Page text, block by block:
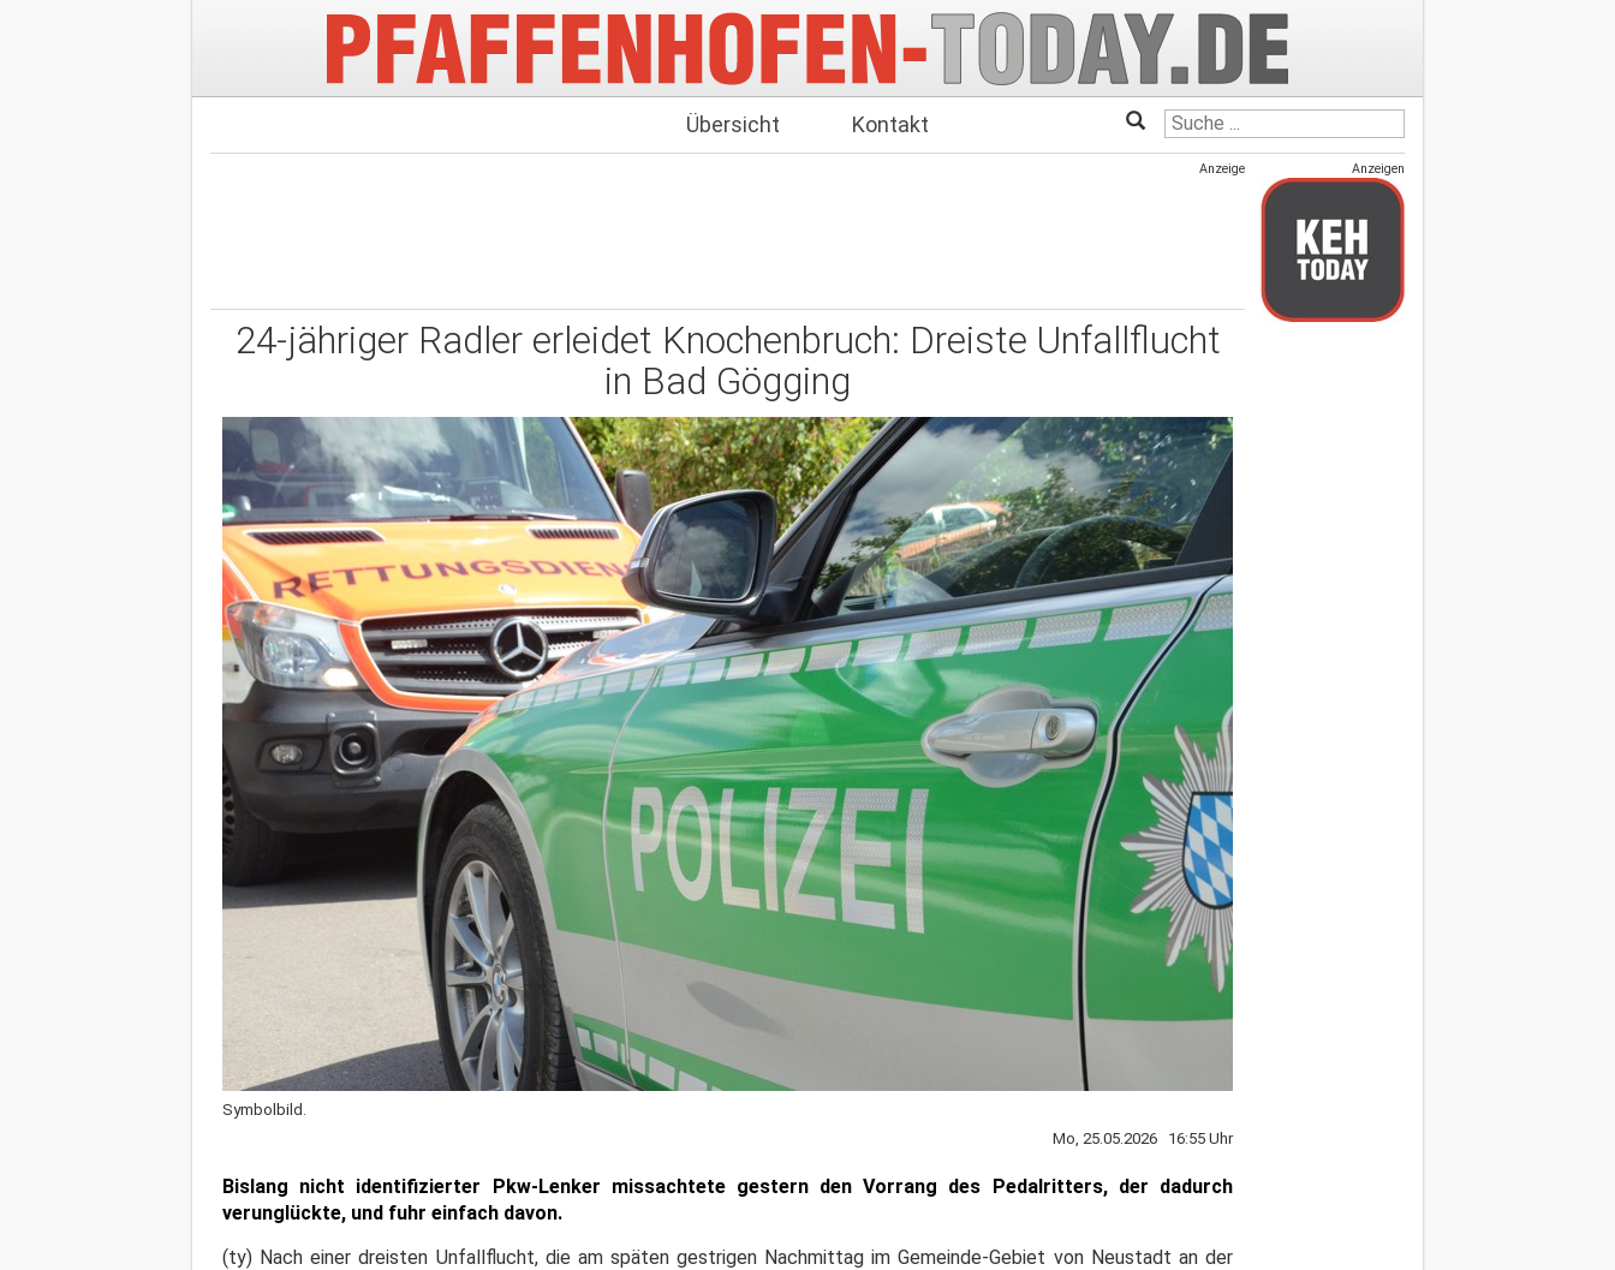
Übersicht Kontakt
Anzeige
24-jähriger Radler erleidet Knochenbruch: Dreiste Unfallflucht
in Bad Gögging
Symbolbild.
Mo, 25.05.2026 16:55 Uhr
Bislang nicht identifizierter Pkw-Lenker missachtete gestern den Vorrang des Pedalritters, der dadurch
verunglückte, und fuhr einfach davon.
(ty) Nach einer dreisten Unfallflucht, die am späten gestrigen Nachmittag im Gemeinde-Gebiet von Neustadt an der
Anzeigen